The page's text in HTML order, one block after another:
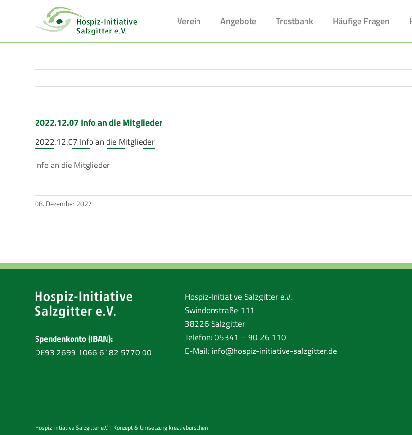
Verein Angebote Trostbank Häufige Fragen
2022.12.07 Info an die Mitglieder
2022.12.07 Info an die Mitglieder
Info an die Mitglieder
08. Dezember 2022
Spendenkonto (IBAN):
DE93 2699 1066 6182 5770 00
Hospiz-Initiative Salzgitter e.V.
Swindonstraße 111
38226 Salzgitter
Telefon: 05341 – 90 26 110
E-Mail: info@hospiz-initiative-salzgitter.de
Hospiz Initiative Salzgitter e.V. | Konzept & Umsetzungkreativburschen